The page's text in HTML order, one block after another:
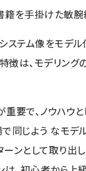
籍を手掛けた敏腕
ステム像をモデ
は、モデリング
要で、ノウハウ
で同じよう なモ
ーンとして取り出